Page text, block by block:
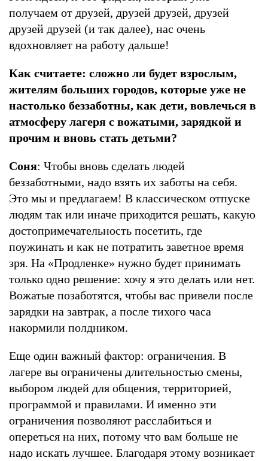
получаем от друзей, друзей друзей, друзей
друзей друзей (и так далее), нас очень
вдохновляет на работу дальше!
Как считаете: сложно ли будет взрослым,
жителям больших городов, которые уже не
настолько беззаботны, как дети, вовлечься в
атмосферу лагеря с вожатыми, зарядкой и
прочим и вновь стать детьми?
Соня: Чтобы вновь сделать людей
беззаботными, надо взять их заботы на себя.
Это мы и предлагаем! В классическом отпуске
людям так или иначе приходится решать, какую
достопримечательность посетить, где
поужинать и как не потратить заветное время
зря. На «Продленке» нужно будет принимать
только одно решение: хочу я это делать или нет.
Вожатые позаботятся, чтобы вас привели после
зарядки на завтрак, а после тихого часа
накормили полдником.
Еще один важный фактор: ограничения. В
лагере вы ограничены длительностью смены,
выбором людей для общения, территорией,
программой и правилами. И именно эти
ограничения позволяют расслабиться и
опереться на них, потому что вам больше не
надо искать лучшее. Благодаря этому возникает